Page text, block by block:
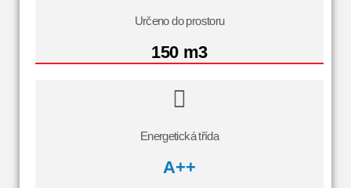
Určeno do prostoru
150 m3
Energetická třída
A++